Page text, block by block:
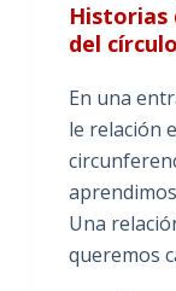
Historias
del círculo
En una
le relación
Una
queremos